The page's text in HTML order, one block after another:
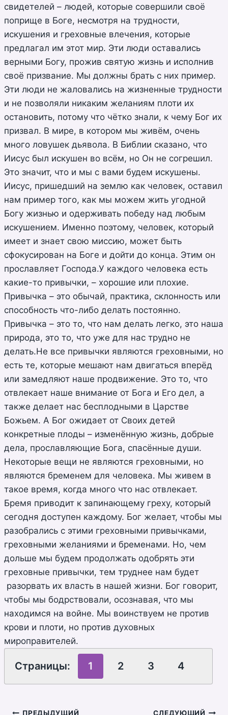
свидетелей – людей, которые совершили своё
поприще в Боге, несмотря на трудности,
искушения и греховные влечения, которые
предлагал им этот мир. Эти люди оставались
верными Богу, прожив святую жизнь и исполнив
своё призвание. Мы должны брать с них пример.
Эти люди не жаловались на жизненные трудности
и не позволяли никаким желаниям плоти их
остановить, потому что чётко знали, к чему Бог их
призвал. В мире, в котором мы живём, очень
много ловушек дьявола. В Библии сказано, что
Иисус был искушен во всём, но Он не согрешил.
Это значит, что и мы с вами будем искушены.
Иисус, пришедший на землю как человек, оставил
нам пример того, как мы можем жить угодной
Богу жизнью и одерживать победу над любым
искушением. Именно поэтому, человек, который
имеет и знает свою миссию, может быть
сфокусирован на Боге и дойти до конца. Этим он
прославляет Господа.У каждого человека есть
какие-то привычки, – хорошие или плохие.
Привычка – это обычай, практика, склонность или
способность что-либо делать постоянно.
Привычка – это то, что нам делать легко, это наша
природа, это то, что уже для нас трудно не
делать.Не все привычки являются греховными, но
есть те, которые мешают нам двигаться вперёд
или замедляют наше продвижение. Это то, что
отвлекает наше внимание от Бога и Его дел, а
также делает нас бесплодными в Царстве
Божьем. А Бог ожидает от Своих детей
конкретные плоды – изменённую жизнь, добрые
дела, прославляющие Бога, спасённые души.
Некоторые вещи не являются греховными, но
являются бременем для человека. Мы живем в
такое время, когда много что нас отвлекает.
Бремя приводит к запинающему греху, который
сегодня доступен каждому. Бог желает, чтобы мы
разобрались с этими греховными привычками,
греховными желаниями и бременами. Но, чем
дольше мы будем продолжать одобрять эти
греховные привычки, тем труднее нам будет
разорвать их власть в нашей жизни. Бог говорит,
чтобы мы бодрствовали, осознавая, что мы
находимся на войне. Мы воинствуем не против
крови и плоти, но против духовных
мироправителей.
Страницы: 1 2 3 4
ПРЕДЫДУЩИЙ СЛЕДУЮЩИЙ